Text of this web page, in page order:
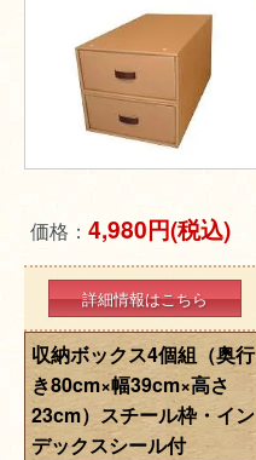
価格： 4,980円(税込)
詳細情報はこちら
収納ボックス4個組（奥行
き80cm×幅39cm×高さ
23cm）スチール枠・イン
デックスシール付